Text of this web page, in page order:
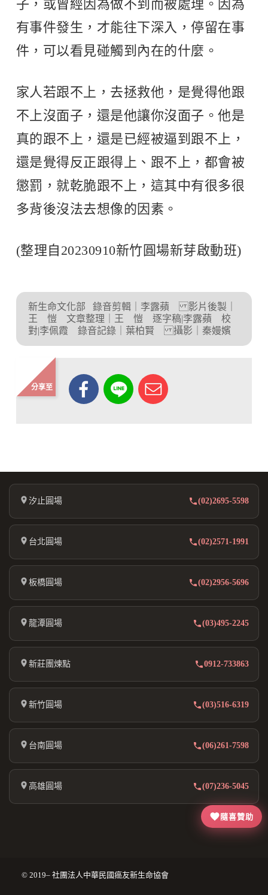
隨喜贊助
子，或曾經因為做不到而被處理。因為
有事件發生，才能往下深入，停留在事
件，可以看見碰觸到內在的什麼。
家人若跟不上，去拯救他，是覺得他跟
不上沒面子，還是他讓你沒面子。他是
真的跟不上，還是已經被逼到跟不上，
還是覺得反正跟得上、跟不上，都會被
懲罰，就乾脆跟不上，這其中有很多很
多背後沒法去想像的因素。
(整理自20230910新竹圓場新芽啟動班)
新生命文化部
錄音剪輯｜李露蘋 影片後製｜
王 愷 文章整理｜王 愷 逐字稿|李露蘋 校
對|李佩霞 錄音記錄｜葉柏賢 攝影｜秦嫚嬪
分享至
汐止圓場 (02)2695-5598
台北圓場 (02)2571-1991
板橋圓場 (02)2956-5696
龍潭圓場 (03)495-2245
新莊團煉點 0912-733863
新竹圓場 (03)516-6319
台南圓場 (06)261-7598
高雄圓場 (07)236-5045
© 2019– 社團法人中華民國癌友新生命協會